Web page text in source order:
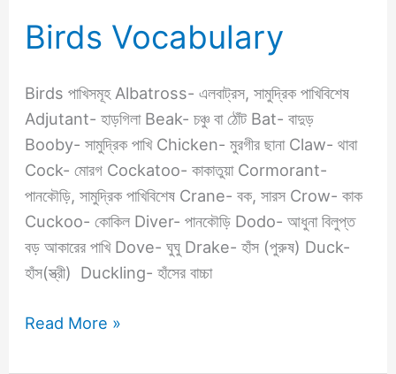
Birds Vocabulary
Birds পাখিসমূহ Albatross- এলবাট্রস, সামুদ্রিক পাখিবিশেষ
Adjutant- হাড়গিলা Beak- চঞ্চু বা ঠোঁট Bat- বাদুড়
Booby- সামুদ্রিক পাখি Chicken- মুরগীর ছানা Claw- থাবা
Cock- মোরগ Cockatoo- কাকাতুয়া Cormorant-
পানকৌড়ি, সামুদ্রিক পাখিবিশেষ Crane- বক, সারস Crow- কাক
Cuckoo- কোকিল Diver- পানকৌড়ি Dodo- আধুনা বিলুপ্ত
বড় আকারের পাখি Dove- ঘুঘু Drake- হাঁস (পুরুষ) Duck-
হাঁস(স্ত্রী) Duckling- হাঁসের বাচ্চা
Birds
Vocabulary
Read More »